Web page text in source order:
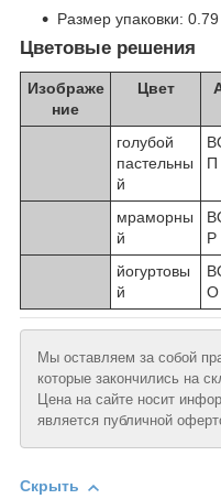
Размер упаковки:
Цветовые решения
Изображе
ние
Цвет
голубой
пастельны
й
П
мраморны
й
Р
йогуртовы
й
О
Мы оставляем за собой
которые закончились на
Цена на сайте носит
является публичной
Скрыть